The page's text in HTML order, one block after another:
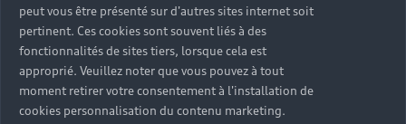
peut vous être présenté sur d'autres sites internet soit
pertinent. Ces cookies sont souvent liés à des
fonctionnalités de sites tiers, lorsque cela est
approprié. Veuillez noter que vous pouvez à tout
moment retirer votre consentement à l'installation de
cookies personnalisation du contenu marketing.